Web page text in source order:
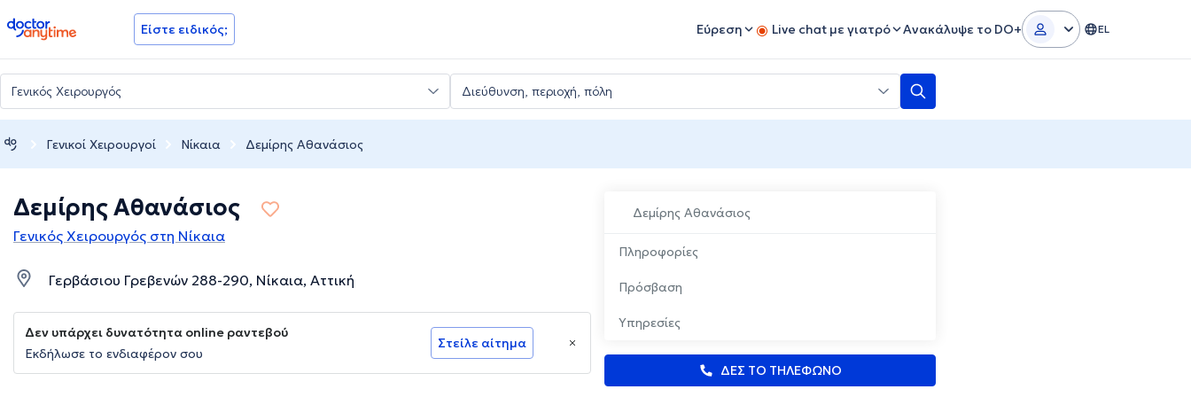
doctoranytime Είστε ειδικός; Εύρεση Live chat με γιατρό Ανακάλυψε το DO+ EL
Γενικοί Χειρουργοί Νίκαια Δεμίρης Αθανάσιος
Δεμίρης Αθανάσιος
Πληροφορίες
Πρόσβαση
Υπηρεσίες
ΔΕΣ ΤΟ ΤΗΛΕΦΩΝΟ
Δεμίρης Αθανάσιος
Γενικός Χειρουργός στη Νίκαια
Γερβάσιου Γρεβενών 288-290, Νίκαια, Αττική
Δεν υπάρχει δυνατότητα online ραντεβού
Εκδήλωσε το ενδιαφέρον σου
Στείλε αίτημα